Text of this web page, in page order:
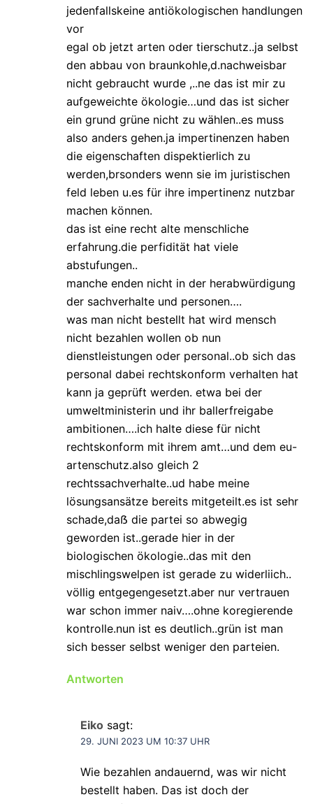
jedenfallskeine antiökologischen handlungen
vor
egal ob jetzt arten oder tierschutz..ja selbst
den abbau von braunkohle,d.nachweisbar
nicht gebraucht wurde ,..ne das ist mir zu
aufgeweichte ökologie…und das ist sicher
ein grund grüne nicht zu wählen..es muss
also anders gehen.ja impertinenzen haben
die eigenschaften dispektierlich zu
werden,brsonders wenn sie im juristischen
feld leben u.es für ihre impertinenz nutzbar
machen können.
das ist eine recht alte menschliche
erfahrung.die perfidität hat viele
abstufungen..
manche enden nicht in der herabwürdigung
der sachverhalte und personen….
was man nicht bestellt hat wird mensch
nicht bezahlen wollen ob nun
dienstleistungen oder personal..ob sich das
personal dabei rechtskonform verhalten hat
kann ja geprüft werden. etwa bei der
umweltministerin und ihr ballerfreigabe
ambitionen….ich halte diese für nicht
rechtskonform mit ihrem amt…und dem eu-
artenschutz.also gleich 2
rechtssachverhalte..ud habe meine
lösungsansätze bereits mitgeteilt.es ist sehr
schade,daẞ die partei so abwegig
geworden ist..gerade hier in der
biologischen ökologie..das mit den
mischlingswelpen ist gerade zu widerliich..
völlig entgegengesetzt.aber nur vertrauen
war schon immer naiv….ohne koregierende
kontrolle.nun ist es deutlich..grün ist man
sich besser selbst weniger den parteien.
Antworten
Eiko sagt:
29. JUNI 2023 UM 10:37 UHR
Wie bezahlen andauernd, was wir nicht
bestellt haben. Das ist doch der